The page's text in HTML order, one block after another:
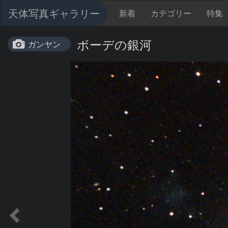
天体写真ギャラリー 新着 カテゴリー 特集
ガンヤン ボーデの銀河